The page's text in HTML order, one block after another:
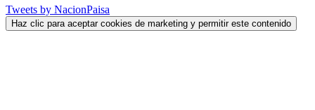
Tweets by NacionPaisa
Haz clic para aceptar cookies de marketing y permitir este contenido